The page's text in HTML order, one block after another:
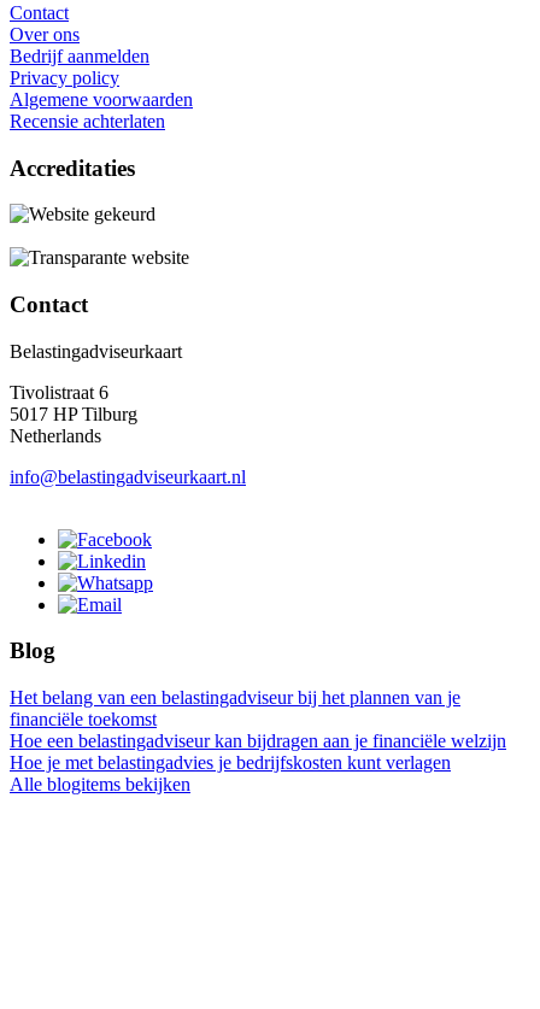
Contact
Over ons
Bedrijf aanmelden
Privacy policy
Algemene voorwaarden
Recensie achterlaten
Accreditaties
Contact
Belastingadviseurkaart
Tivolistraat 6
5017 HP Tilburg
Netherlands
info@belastingadviseurkaart.nl
Blog
Het belang van een belastingadviseur bij het plannen van je
financiële toekomst
Hoe een belastingadviseur kan bijdragen aan je financiële welzijn
Hoe je met belastingadvies je bedrijfskosten kunt verlagen
Alle blogitems bekijken